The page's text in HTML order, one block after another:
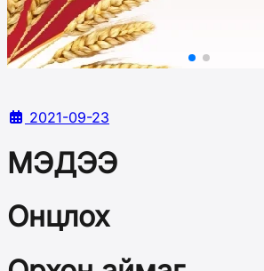
2021-09-23
МЭДЭЭ
Онцлох